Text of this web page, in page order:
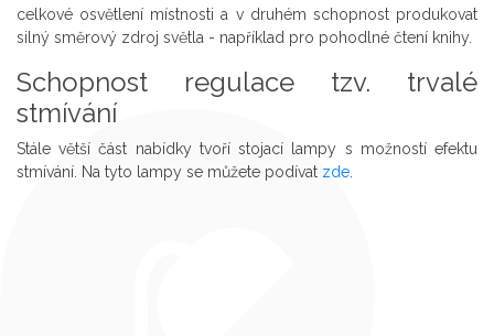
celkové osvětlení místnosti a v druhém schopnost produkovat
silný směrový zdroj světla - například pro pohodlné čtení knihy.
Schopnost regulace tzv. trvalé
stmívání
Stále větší část nabídky tvoří stojací lampy s možností efektu
stmívání. Na tyto lampy se můžete podívat zde